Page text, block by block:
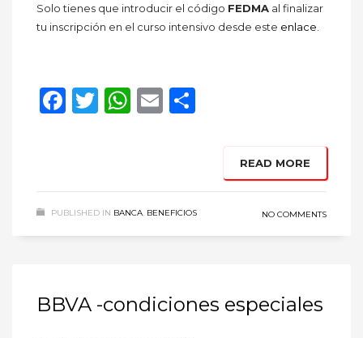
Solo tienes que introducir el código FEDMA al finalizar
tu inscripción en el curso intensivo desde este enlace
Facebook
Twitter
WhatsApp
Email
READ MORE
PUBLISHED IN BANCA, BENEFICIOS NO COMMENTS
BBVA -condiciones especiales